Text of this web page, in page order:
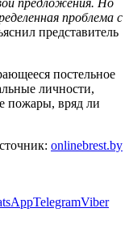
проблема с
представитель
постельное
личности,
пожары, вряд ли
onlinebrest.by
TelegramViber